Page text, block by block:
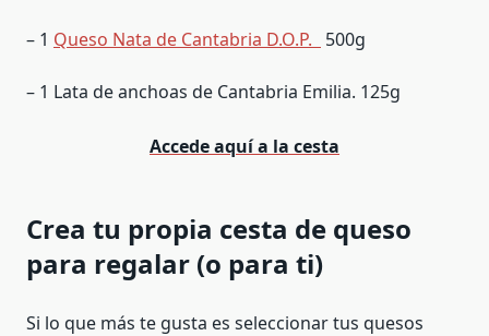
– 1 Queso Nata de Cantabria D.O.P. 500g
– 1 Lata de anchoas de Cantabria Emilia. 125g
Accede aquí a la cesta
Crea tu propia cesta de queso
para regalar (o para ti)
Si lo que más te gusta es seleccionar tus quesos